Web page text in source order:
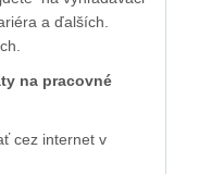
a ďalších.
na pracovné
cez internet v